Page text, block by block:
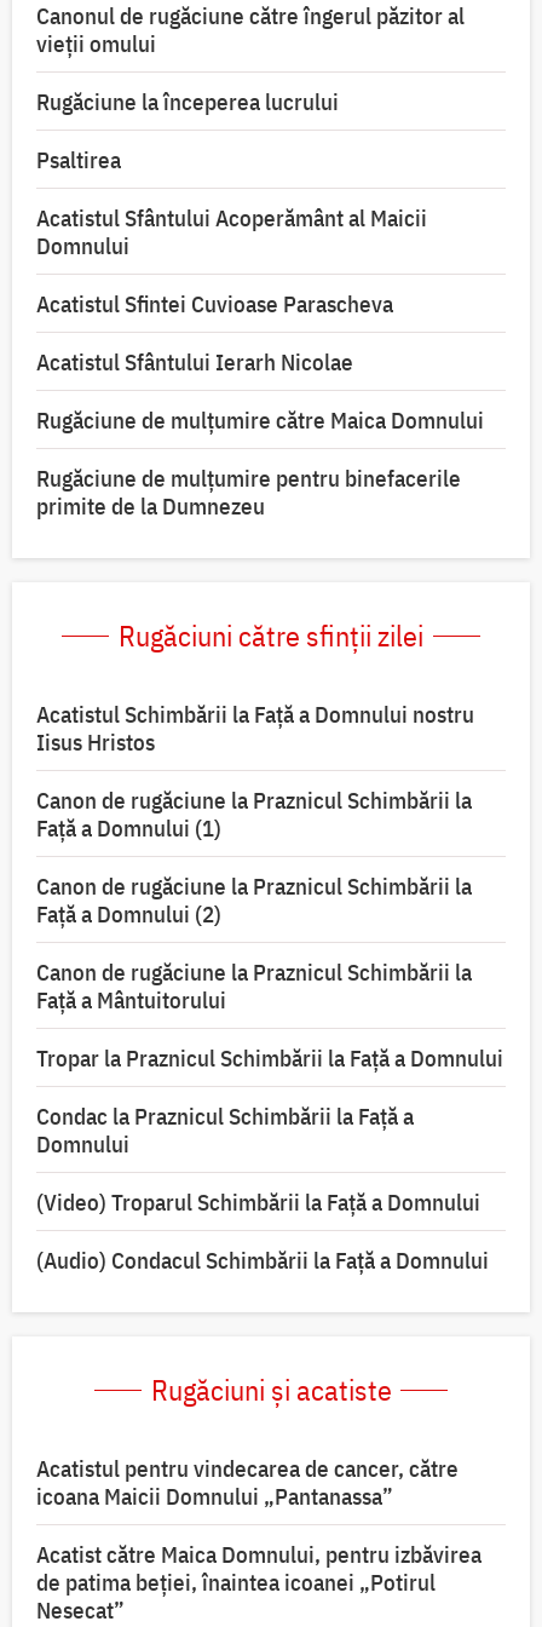
Canonul de rugăciune către îngerul păzitor al
vieții omului
Rugăciune la începerea lucrului
Psaltirea
Acatistul Sfântului Acoperământ al Maicii
Domnului
Acatistul Sfintei Cuvioase Parascheva
Acatistul Sfântului Ierarh Nicolae
Rugăciune de mulţumire către Maica Domnului
Rugăciune de mulțumire pentru binefacerile
primite de la Dumnezeu
Rugăciuni către sfinții zilei
Acatistul Schimbării la Faţă a Domnului nostru
Iisus Hristos
Canon de rugăciune la Praznicul Schimbării la
Faţă a Domnului (1)
Canon de rugăciune la Praznicul Schimbării la
Faţă a Domnului (2)
Canon de rugăciune la Praznicul Schimbării la
Față a Mântuitorului
Tropar la Praznicul Schimbării la Faţă a Domnului
Condac la Praznicul Schimbării la Faţă a
Domnului
(Video) Troparul Schimbării la Față a Domnului
(Audio) Condacul Schimbării la Față a Domnului
Rugăciuni și acatiste
Acatistul pentru vindecarea de cancer, către
icoana Maicii Domnului „Pantanassa”
Acatist către Maica Domnului, pentru izbăvirea
de patima beției, înaintea icoanei „Potirul
Nesecat”